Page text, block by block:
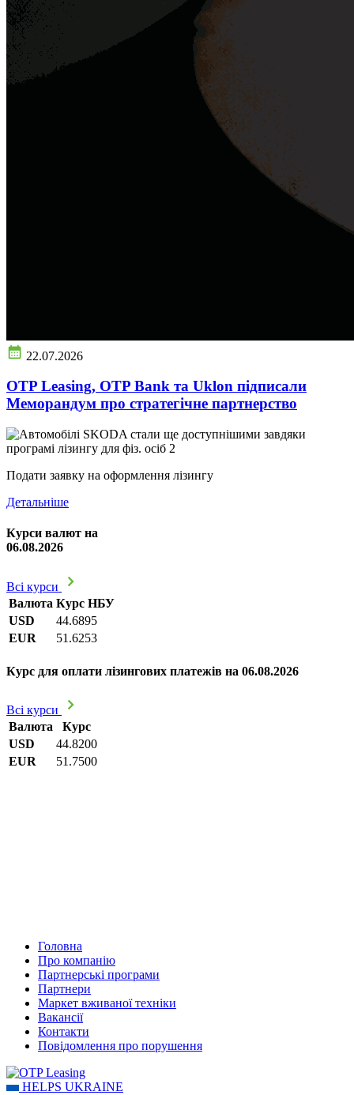
22.07.2026
OTP Leasing, OTP Bank та Uklon підписали
Меморандум про стратегічне партнерство
Подати заявку на оформлення лізингу
Детальніше
Курси валют на
06.08.2026
Всі курси
Валюта Курс НБУ
USD
44.6895
EUR
51.6253
Курс для оплати лізингових платежів на 06.08.2026
Всі курси
Валюта
Курс
USD
44.8200
EUR
51.7500
Головна
Про компанію
Партнерські програми
Партнери
Маркет вживаної техніки
Вакансії
Контакти
Повідомлення про порушення
HELPS UKRAINE